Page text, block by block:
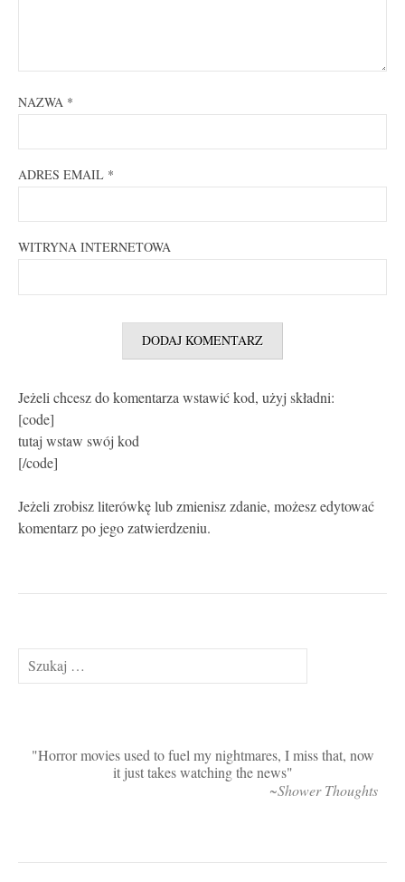
NAZWA *
ADRES EMAIL *
WITRYNA INTERNETOWA
Jeżeli chcesz do komentarza wstawić kod, użyj składni:
[code]
tutaj wstaw swój kod
[/code]
Jeżeli zrobisz literówkę lub zmienisz zdanie, możesz edytować
komentarz po jego zatwierdzeniu.
Szukaj:
Horror movies used to fuel my nightmares, I miss that, now
it just takes watching the news
~Shower Thoughts